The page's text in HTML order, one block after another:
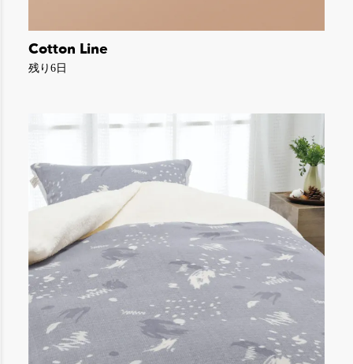
Cotton Line
残り6日